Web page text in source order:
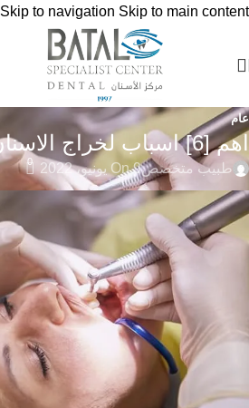
Skip to navigation Skip to main content
عام
اهم [6] اسباب لخراج الاسنان
طبيب متخصصOn 9 يونيو، 2022 0